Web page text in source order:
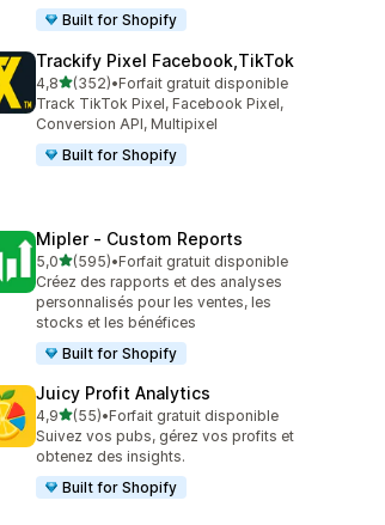
Built for Shopify
Trackify Pixel Facebook,TikTok
4,8étoile(s) sur 5
(352)
352 avis au total
•Forfait gratuit disponible
Track TikTok Pixel, Facebook Pixel,
Conversion API, Multipixel
Built for Shopify
Mipler ‑ Custom Reports
5,0étoile(s) sur 5
(595)
595 avis au total
•Forfait gratuit disponible
Créez des rapports et des analyses
personnalisés pour les ventes, les
stocks et les bénéfices
Built for Shopify
Juicy Profit Analytics
4,9étoile(s) sur 5
(55)
55 avis au total
•Forfait gratuit disponible
Suivez vos pubs, gérez vos profits et
obtenez des insights.
Built for Shopify